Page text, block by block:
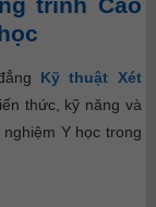
Kỹ thuật Xét
thức, kỹ năng và
Y học trong